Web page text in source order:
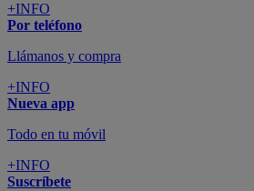
+INFO
Por teléfono
Llámanos y compra
+INFO
Nueva app
Todo en tu móvil
+INFO
Suscríbete